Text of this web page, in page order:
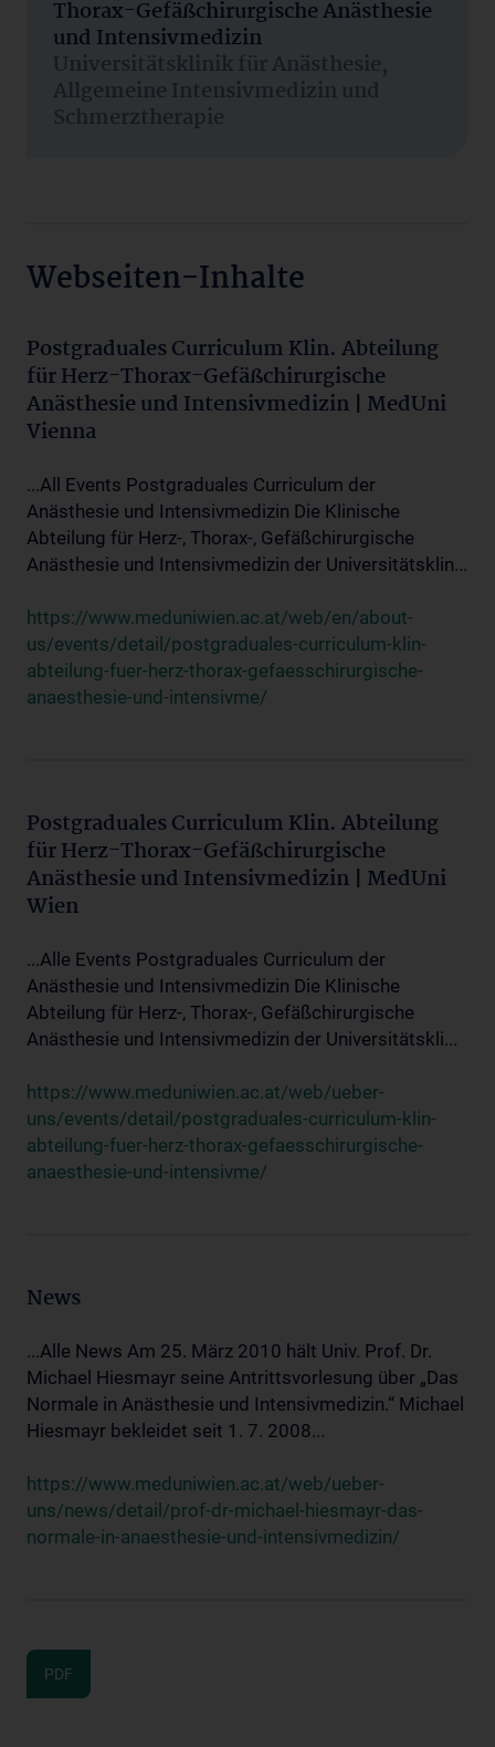
Thorax-Gefäßchirurgische Anästhesie
und Intensivmedizin
Universitätsklinik für Anästhesie,
Allgemeine Intensivmedizin und
Schmerztherapie
Webseiten-Inhalte
Postgraduales Curriculum Klin. Abteilung
für Herz-Thorax-Gefäßchirurgische
Anästhesie und Intensivmedizin | MedUni
Vienna
...All Events Postgraduales Curriculum der
Anästhesie und Intensivmedizin Die Klinische
Abteilung für Herz-, Thorax-, Gefäßchirurgische
Anästhesie und Intensivmedizin der Universitätsklin...
https://www.meduniwien.ac.at/web/en/about-
us/events/detail/postgraduales-curriculum-klin-
abteilung-fuer-herz-thorax-gefaesschirurgische-
anaesthesie-und-intensivme/
Postgraduales Curriculum Klin. Abteilung
für Herz-Thorax-Gefäßchirurgische
Anästhesie und Intensivmedizin | MedUni
Wien
...Alle Events Postgraduales Curriculum der
Anästhesie und Intensivmedizin Die Klinische
Abteilung für Herz-, Thorax-, Gefäßchirurgische
Anästhesie und Intensivmedizin der Universitätskli...
https://www.meduniwien.ac.at/web/ueber-
uns/events/detail/postgraduales-curriculum-klin-
abteilung-fuer-herz-thorax-gefaesschirurgische-
anaesthesie-und-intensivme/
News
...Alle News Am 25. März 2010 hält Univ. Prof. Dr.
Michael Hiesmayr seine Antrittsvorlesung über „Das
Normale in Anästhesie und Intensivmedizin.“ Michael
Hiesmayr bekleidet seit 1. 7. 2008...
https://www.meduniwien.ac.at/web/ueber-
uns/news/detail/prof-dr-michael-hiesmayr-das-
normale-in-anaesthesie-und-intensivmedizin/
PDF